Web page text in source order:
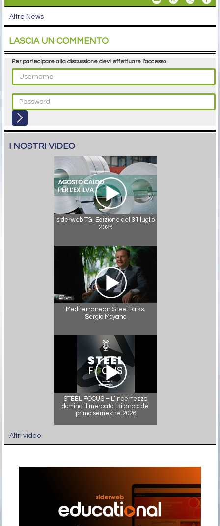
Altre News
LASCIA UN COMMENTO
Per partecipare alla discussione devi effettuare l'accesso
I NOSTRI VIDEO
siderweb TG. Edizione del 31 luglio
2026
Mediterranean Steel Talks:
Sergio Moyano
STEEL FOCUS – L’incertezza
domina il mercato. Bilancio del
primo semestre 2026
Altri video